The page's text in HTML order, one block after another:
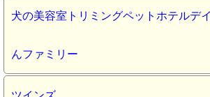
犬の美容室トリミングペットホテルデ
んファミリー